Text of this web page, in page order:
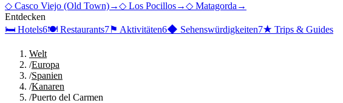
◇ Casco Viejo (Old Town)→◇ Los Pocillos→◇ Matagorda →
Entdecken
🛏 Hotels6🍽 Restaurants7⚑ Aktivitäten6◆ Sehenswürdigkeiten7★ Trips & Guides
Welt
/Europa
/Spanien
/Kanaren
/Puerto del Carmen